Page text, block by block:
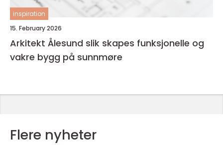
inspiration
15. February 2026
Arkitekt Ålesund slik skapes funksjonelle og
vakre bygg på sunnmøre
Flere nyheter